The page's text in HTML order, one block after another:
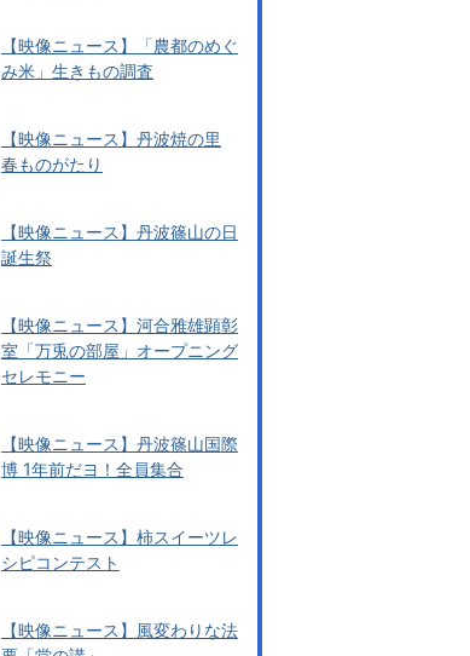
【映像ニュース】「農都のめぐ
み米」生きもの調査
【映像ニュース】丹波焼の里
春ものがたり
【映像ニュース】丹波篠山の日
誕生祭
【映像ニュース】河合雅雄顕彰
室「万兎の部屋」オープニング
セレモニー
【映像ニュース】丹波篠山国際
博 1年前だヨ！全員集合
【映像ニュース】柿スイーツレ
シピコンテスト
【映像ニュース】風変わりな法